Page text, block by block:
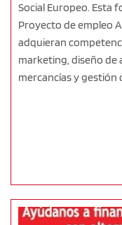
Social Europeo. Esta
Proyecto de empleo
adquieran
marketing, diseño de
mercancías y gestión